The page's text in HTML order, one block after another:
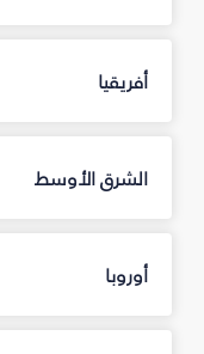
أفريقيا
الشرق الأوسط
أوروبا